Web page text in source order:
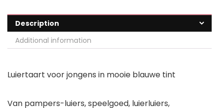
Description
Additional information
Luiertaart voor jongens in mooie blauwe tint
Van pampers-luiers, speelgoed, luierluiers,